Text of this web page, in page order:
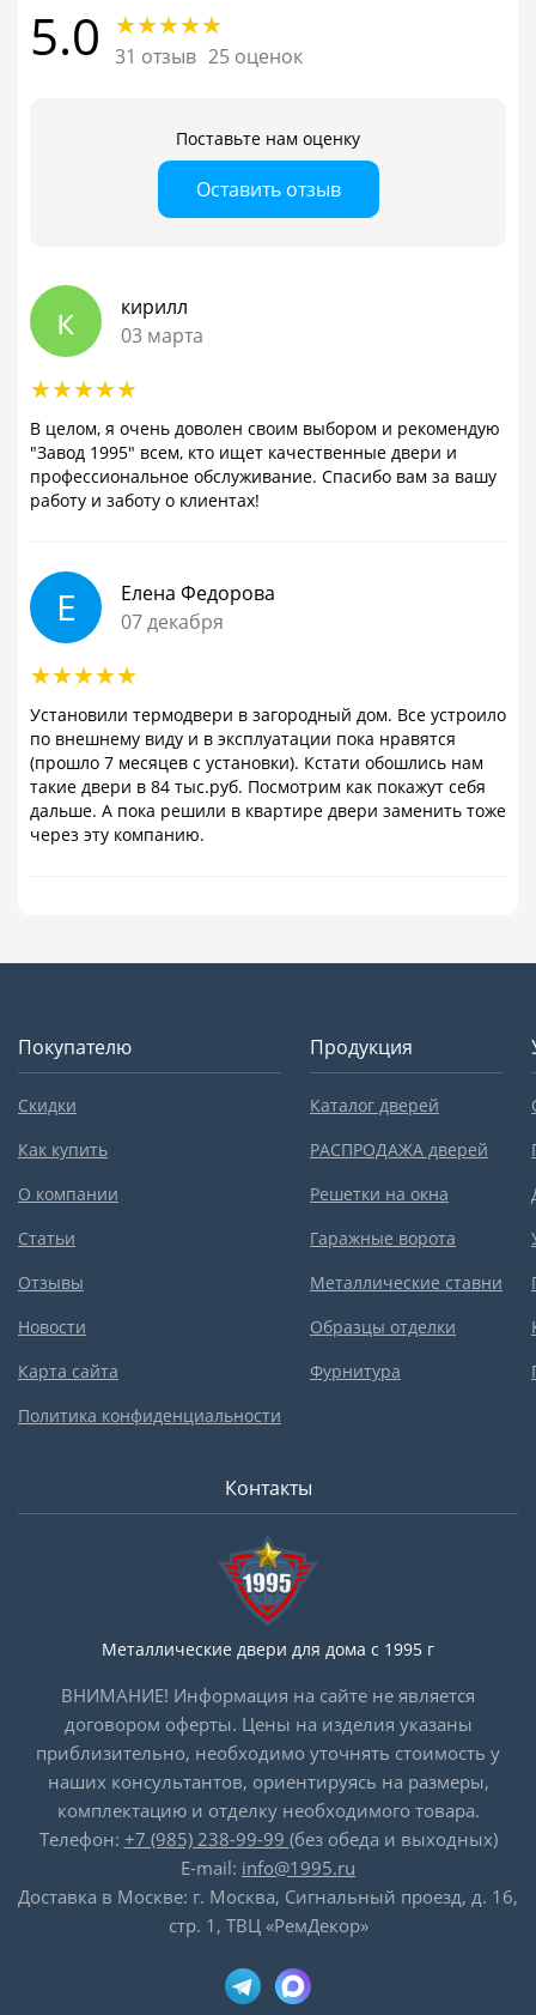
5.0 31 отзыв 25 оценок
Поставьте нам оценку
Оставить отзыв
к
кирилл
03 марта
В целом, я очень доволен своим выбором и рекомендую
"Завод 1995" всем, кто ищет качественные двери и
профессиональное обслуживание. Спасибо вам за вашу
работу и заботу о клиентах!
Е
Елена Федорова
07 декабря
Установили термодвери в загородный дом. Все устроило
по внешнему виду и в эксплуатации пока нравятся
(прошло 7 месяцев с установки). Кстати обошлись нам
такие двери в 84 тыс.руб. Посмотрим как покажут себя
дальше. А пока решили в квартире двери заменить тоже
через эту компанию.
Покупателю
Скидки
Как купить
О компании
Статьи
Отзывы
Новости
Карта сайта
Политика конфиденциальности
Продукция
Каталог дверей
РАСПРОДАЖА дверей
Решетки на окна
Гаражные ворота
Металлические ставни
Образцы отделки
Фурнитура
Контакты
Металлические двери для дома с 1995 г
ВНИМАНИЕ! Информация на сайте не является
договором оферты. Цены на изделия указаны
приблизительно, необходимо уточнять стоимость у
наших консультантов, ориентируясь на размеры,
комплектацию и отделку необходимого товара.
Телефон: +7 (985) 238-99-99 (без обеда и выходных)
E-mail: info@1995.ru
Доставка в Москве: г. Москва, Сигнальный проезд, д. 16,
стр. 1, ТВЦ «РемДекор»